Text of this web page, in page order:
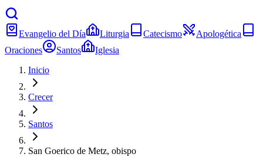
Evangelio del Día Liturgia Catecismo
Apologética
Oraciones
Santos
Iglesia
Inicio
Crecer
Santos
San Goerico de Metz, obispo